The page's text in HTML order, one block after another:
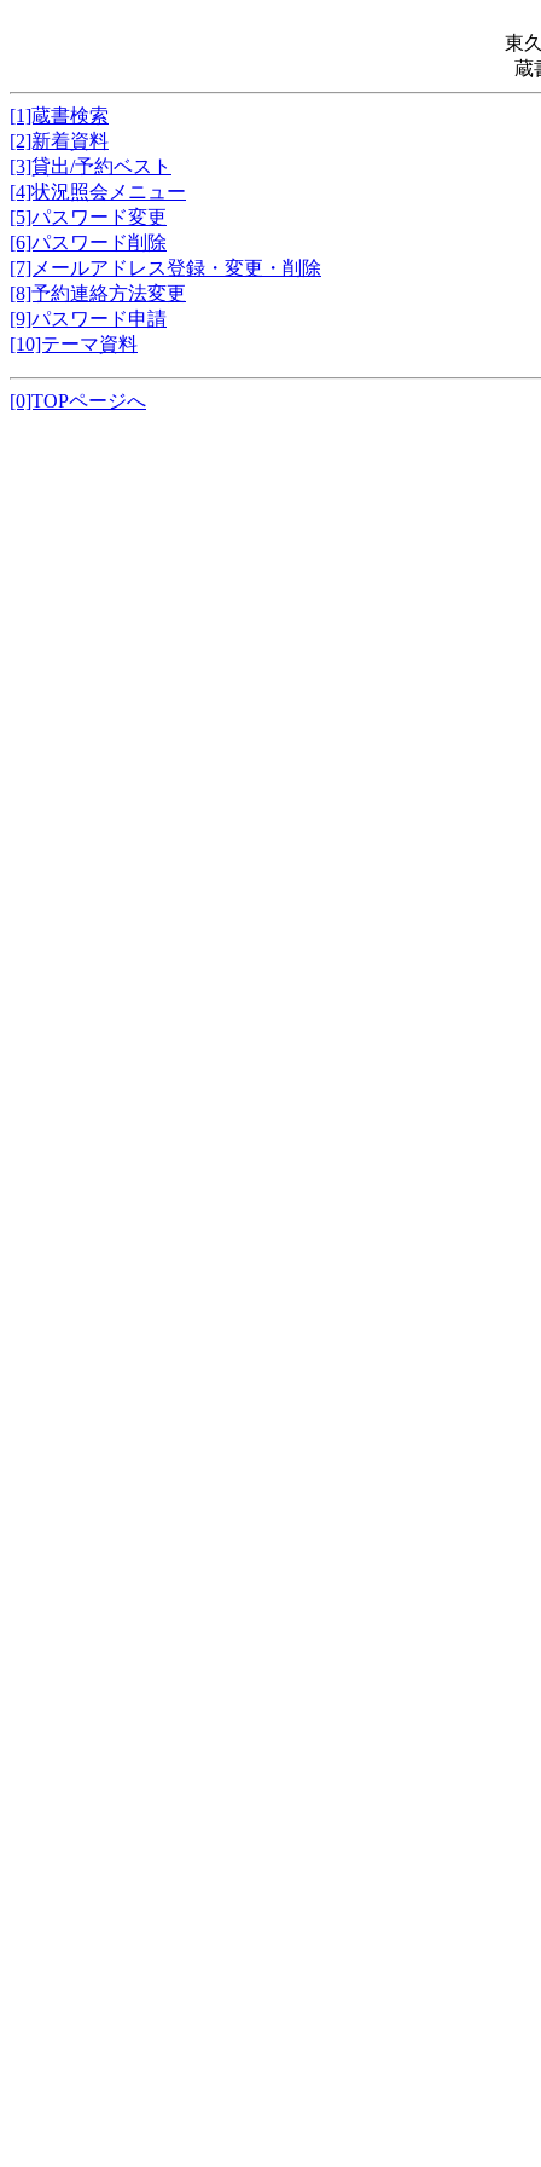
東
蔵
[1]蔵書検索
[2]新着資料
[3]貸出/予約ベスト
[4]状況照会メニュー
[5]パスワード変更
[6]パスワード削除
[7]メールアドレス登録・変更・削除
[8]予約連絡方法変更
[9]パスワード申請
[10]テーマ資料
[0]TOPページへ